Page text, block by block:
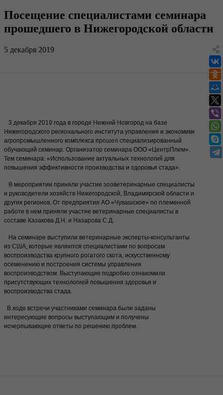
Посещение специалистами семинара
прошедшего в Нижегородской области
5 декабря 2019
3 декабря 2019 года в городе Нижний Новгород на базе
Нижегородского регионального института управления и экономики
агропромышленного комплекса прошел специализированный
обучающий семинар. Организатор семинара ООО «ЦентрПлем».
Тем семинара: «Использование актуальных технологий для
повышения эффективности производства и здоровья стада».
В мероприятии приняли участие зооветеринарные специалисты
и руководители хозяйств Нижегородской, Владимирской области и
других регионов. От предприятия АО «Чувашское» по племенной
работе в нем приняли участие ветеринарные специалисты в
составе Казакова Д.Н. и Назарова С.Д.
На семинаре выступили ветеринарные эксперты-консультанты
из США, которые являются специалистами по вопросам
воспроизводства крупного рогатого скота, искусственному
осеменению и построения системы управления
воспроизводством. Выступающие подробно ознакомили
присутствующих технологией повышения здоровья и
воспроизводства стада.
В ходе встречи участниками семинара были заданы
интересующие вопросы выступающим и получены
исчерпывающие ответы по решению проблем.